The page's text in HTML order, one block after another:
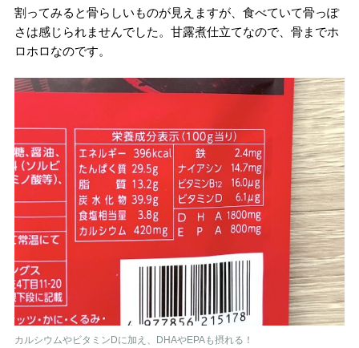
割ってみると骨らしいものが見えますが、食べていて骨っぽ
さは感じられませんでした。甘露煮仕立てなので、骨までホ
ロホロなのです。
カルシウムやビタミンDに加え、DHAやEPAも摂れる！